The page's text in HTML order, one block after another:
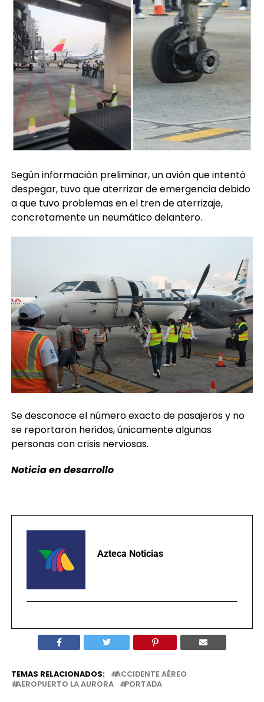
Según información preliminar, un avión que intentó
despegar, tuvo que aterrizar de emergencia debido
a que tuvo problemas en el tren de aterrizaje,
concretamente un neumático delantero.
Se desconoce el número exacto de pasajeros y no
se reportaron heridos, únicamente algunas
personas con crisis nerviosas.
Noticia en desarrollo
Azteca Noticias
TEMAS RELACIONADOS:
ACCIDENTE AÉREO
AEROPUERTO LA AURORA
PORTADA